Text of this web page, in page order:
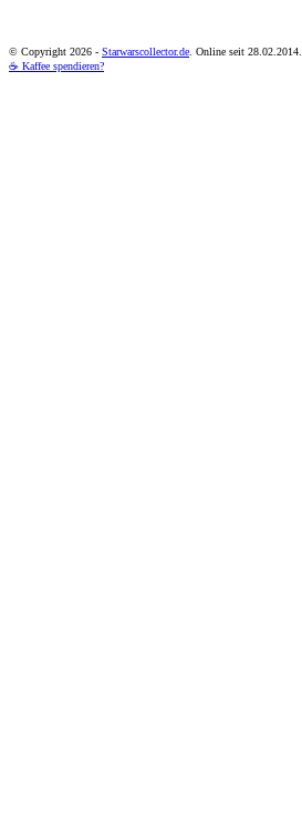
© Copyright 2026 - Starwarscollector.de. Online seit 28.02.2014.
☕ Kaffee spendieren?